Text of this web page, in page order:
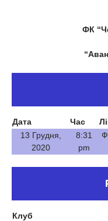
ФК
Дата Час
13 Грудня,
2020
8:31
pm
Клуб